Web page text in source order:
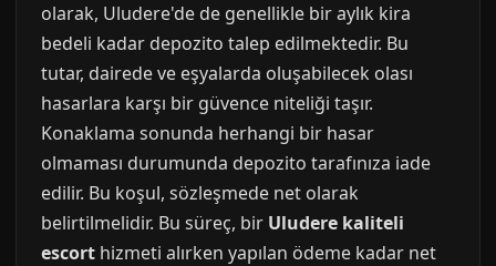
olarak, Uludere'de de genellikle bir aylık kira
bedeli kadar depozito talep edilmektedir. Bu
tutar, dairede ve eşyalarda oluşabilecek olası
hasarlara karşı bir güvence niteliği taşır.
Konaklama sonunda herhangi bir hasar
olmaması durumunda depozito tarafınıza iade
edilir. Bu koşul, sözleşmede net olarak
belirtilmelidir. Bu süreç, bir Uludere kaliteli
escort hizmeti alırken yapılan ödeme kadar net